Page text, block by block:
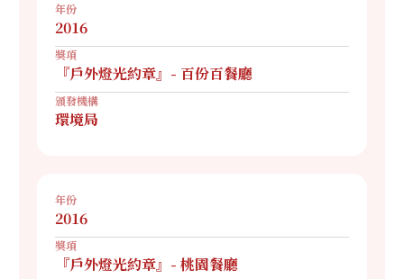
年份
2016
獎項
『戶外燈光約章』- 百份百餐廳
頒發機構
環境局
年份
2016
獎項
『戶外燈光約章』- 桃園餐廳